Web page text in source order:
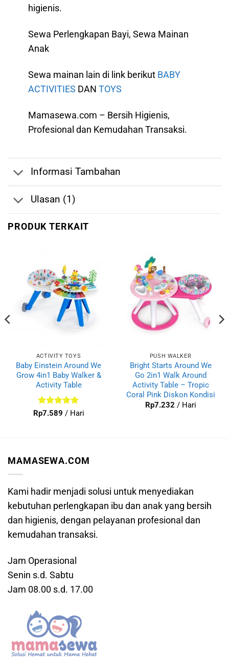
higienis.
Sewa Perlengkapan Bayi, Sewa Mainan
Anak
Sewa mainan lain di link berikut BABY
ACTIVITIES DANTOYS
Mamasewa.com – Bersih Higienis,
Profesional dan Kemudahan Transaksi.
Informasi Tambahan
Ulasan (1)
PRODUK TERKAIT
ACTIVITY TOYS
Baby Einstein Around We
Grow 4in1 Baby Walker &
Activity Table
Dinilai 5
Rp7.589 / Hari
PUSH WALKER
Bright Starts Around We
Go 2in1 Walk Around
Activity Table – Tropic
Coral Pink Diskon Kondisi
Rp7.232 / Hari
MAMASEWA.COM
Kami hadir menjadi solusi untuk menyediakan
kebutuhan perlengkapan ibu dan anak yang bersih
dan higienis, dengan pelayanan profesional dan
kemudahan transaksi.
Jam Operasional
Senin s.d. Sabtu
Jam 08.00 s.d. 17.00